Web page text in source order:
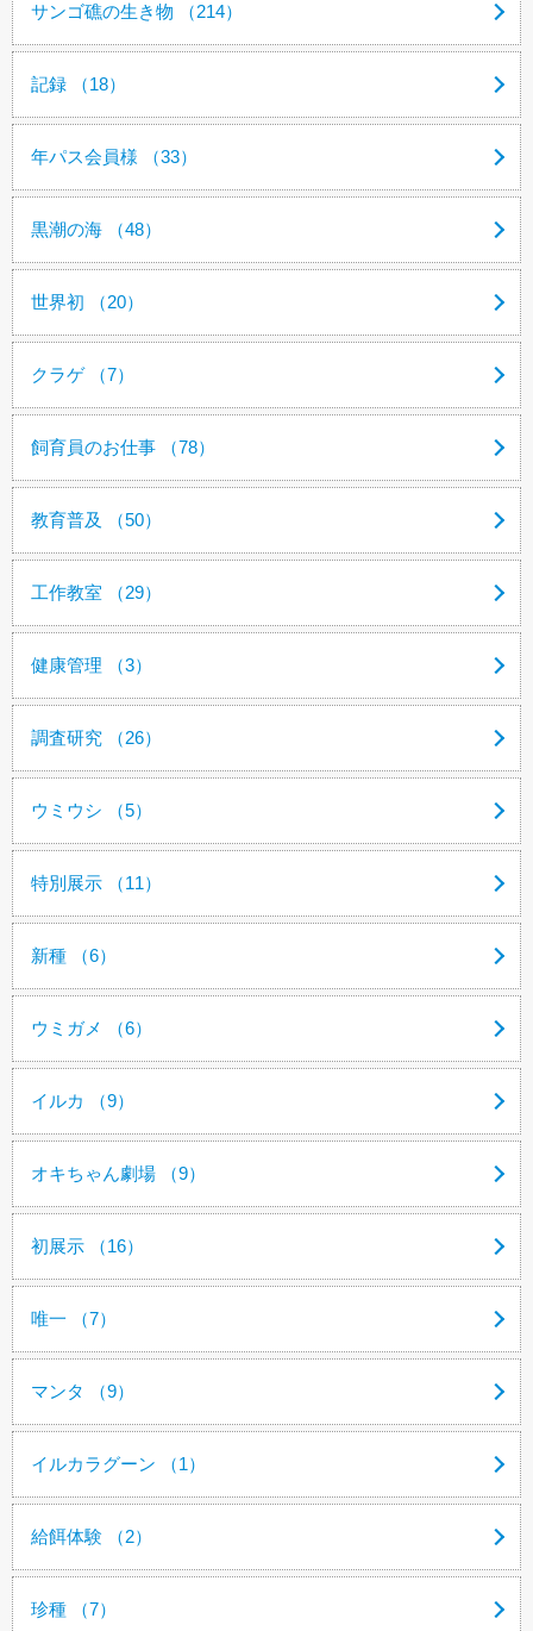
サンゴ礁の生き物 （214）
記録 （18）
年パス会員様 （33）
黒潮の海 （48）
世界初 （20）
クラゲ （7）
飼育員のお仕事 （78）
教育普及 （50）
工作教室 （29）
健康管理 （3）
調査研究 （26）
ウミウシ （5）
特別展示 （11）
新種 （6）
ウミガメ （6）
イルカ （9）
オキちゃん劇場 （9）
初展示 （16）
唯一 （7）
マンタ （9）
イルカラグーン （1）
給餌体験 （2）
珍種 （7）